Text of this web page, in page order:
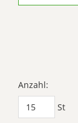
Anzahl:
St